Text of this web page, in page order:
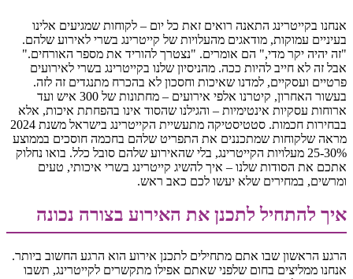
אנחנו בקייטרינג התאנה רואים זאת כל יום – לקוחות שמגיעים אלינו
בעיניים עמוקות, מודאגים מהעלויות של קייטרינג בשרי לאירוע שלהם.
"זה יהיה יקר מדי," הם אומרים. "נצטרך להוריד את מספר האורחים."
אבל זה לא חייב להיות ככה. מהניסיון שלנו בקייטרינג בשרי לאירועים
פרטיים ועסקיים, למדנו שאיכות וחסכון לא בהכרח מתנגדים זה לזה.
בעשור האחרון, קיטרנו אלפי אירועים – מחתונות של 300 איש ועד
ארוחות עסקיות אינטימיות – והגילנו שהסוד אינו בהפחתת איכות, אלא
בבחירות חכמות. סטטיסטיקה מתעשיית הקייטרינג בישראל משנת 2024
מראה שלקוחות שמתכננים את התפריט שלהם בחכמה חוסכים בממוצע
25-30% מעלויות הקייטרינג, בלי שהאירוע שלהם סובל כלל. בואו נחלוק
אתכם את הסודות שלנו – איך להשיג קייטרינג בשרי איכותי, טעים
ומרשים, במחירים שלא יעשו לכם כאב ראש.
איך להתחיל לתכנן את האירוע בצורה נכונה
הרגע הראשון שבו אתם מתחילים לתכנן אירוע הוא הרגע החשוב ביותר.
אנחנו ממליצים בחום שלפני שאתם אפילו מתקשרים לקייטרינג, תשבו